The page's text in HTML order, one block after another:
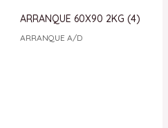
ARRANQUE 60X90 2KG (4)
ARRANQUE A/D